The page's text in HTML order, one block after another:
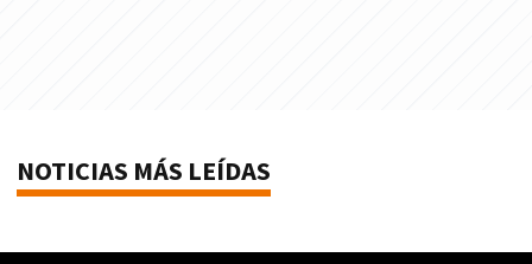
NOTICIAS MÁS LEÍDAS